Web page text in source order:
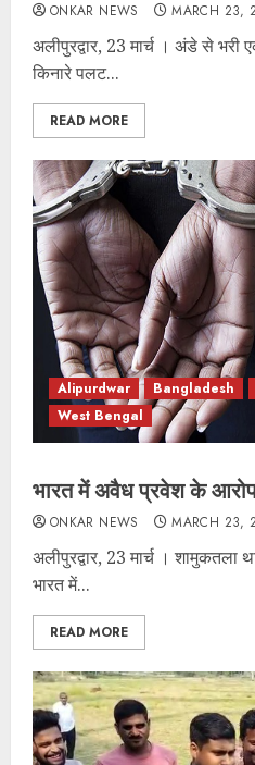
ONKAR NEWS MARCH 23,
अलीपुरद्वार, 23 मार्च । अंडे से
किनारे पलट...
READ MORE
Alipurdwar Bangladesh
West Bengal
भारत में अवैध प्रवेश के आरोप
ONKAR NEWS MARCH 23,
अलीपुरद्वार, 23 मार्च ।
भारत में...
READ MORE